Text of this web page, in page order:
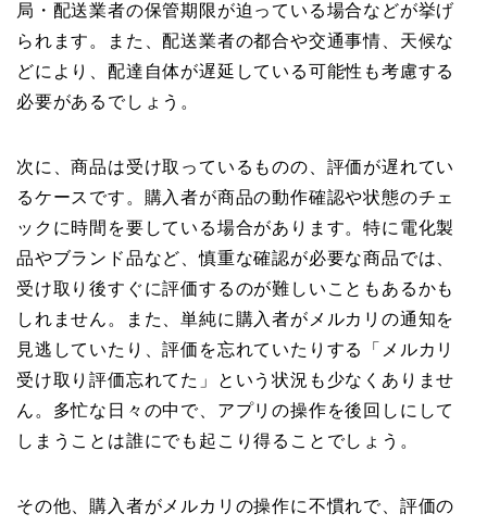
局・配送業者の保管期限が迫っている場合などが挙げ
られます。また、配送業者の都合や交通事情、天候な
どにより、配達自体が遅延している可能性も考慮する
必要があるでしょう。
次に、商品は受け取っているものの、評価が遅れてい
るケースです。購入者が商品の動作確認や状態のチェ
ックに時間を要している場合があります。特に電化製
品やブランド品など、慎重な確認が必要な商品では、
受け取り後すぐに評価するのが難しいこともあるかも
しれません。また、単純に購入者がメルカリの通知を
見逃していたり、評価を忘れていたりする「メルカリ
受け取り評価忘れてた」という状況も少なくありませ
ん。多忙な日々の中で、アプリの操作を後回しにして
しまうことは誰にでも起こり得ることでしょう。
その他、購入者がメルカリの操作に不慣れで、評価の